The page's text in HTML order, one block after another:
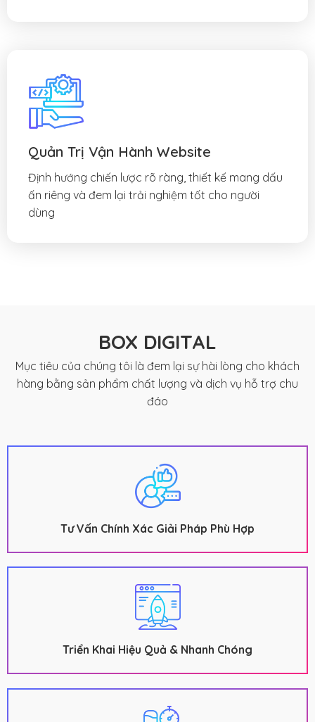
Quản Trị Vận Hành Website
Định hướng chiến lược rõ ràng, thiết kế mang dấu
ấn riêng và đem lại trải nghiệm tốt cho người
dùng
BOX DIGITAL
Mục tiêu của chúng tôi là đem lại sự hài lòng cho khách
hàng bằng sản phẩm chất lượng và dịch vụ hỗ trợ chu
đáo
Tư Vấn Chính Xác Giải Pháp Phù Hợp
Triển Khai Hiệu Quả & Nhanh Chóng